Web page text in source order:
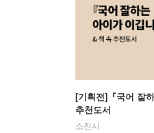
[기획전]『국어 잘
추천도서
소진시